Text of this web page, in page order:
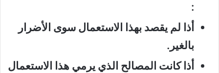
:
أذا لم يقصد بهذا الاستعمال سوى الأضرار
بالغير.
أذا كانت المصالح الذي يرمي هذا الاستعمال